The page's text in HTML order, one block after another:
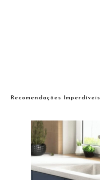
Recomendações Imperdíveis